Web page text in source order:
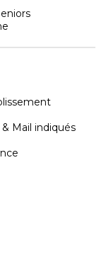
Mail indiqués